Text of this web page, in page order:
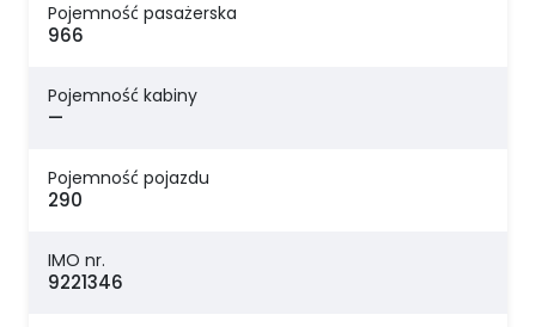
Pojemność pasażerska
966
Pojemność kabiny
—
Pojemność pojazdu
290
IMO nr.
9221346